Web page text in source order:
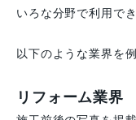
いろな分野で利用でき
以下のような業界を
リフォーム業界